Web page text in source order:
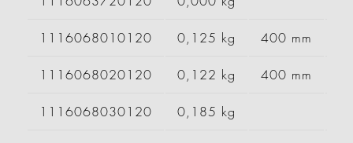
1116068010120 0,125 kg 400 mm
1116068020120 0,122 kg 400 mm
1116068030120 0,185 kg